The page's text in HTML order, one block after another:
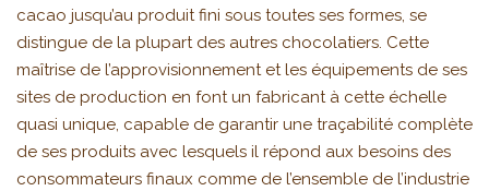
cacao jusqu’au produit fini sous toutes ses formes, se
distingue de la plupart des autres chocolatiers. Cette
maîtrise de l’approvisionnement et les équipements de ses
sites de production en font un fabricant à cette échelle
quasi unique, capable de garantir une traçabilité complète
de ses produits avec lesquels il répond aux besoins des
consommateurs finaux comme de l’ensemble de l’industrie